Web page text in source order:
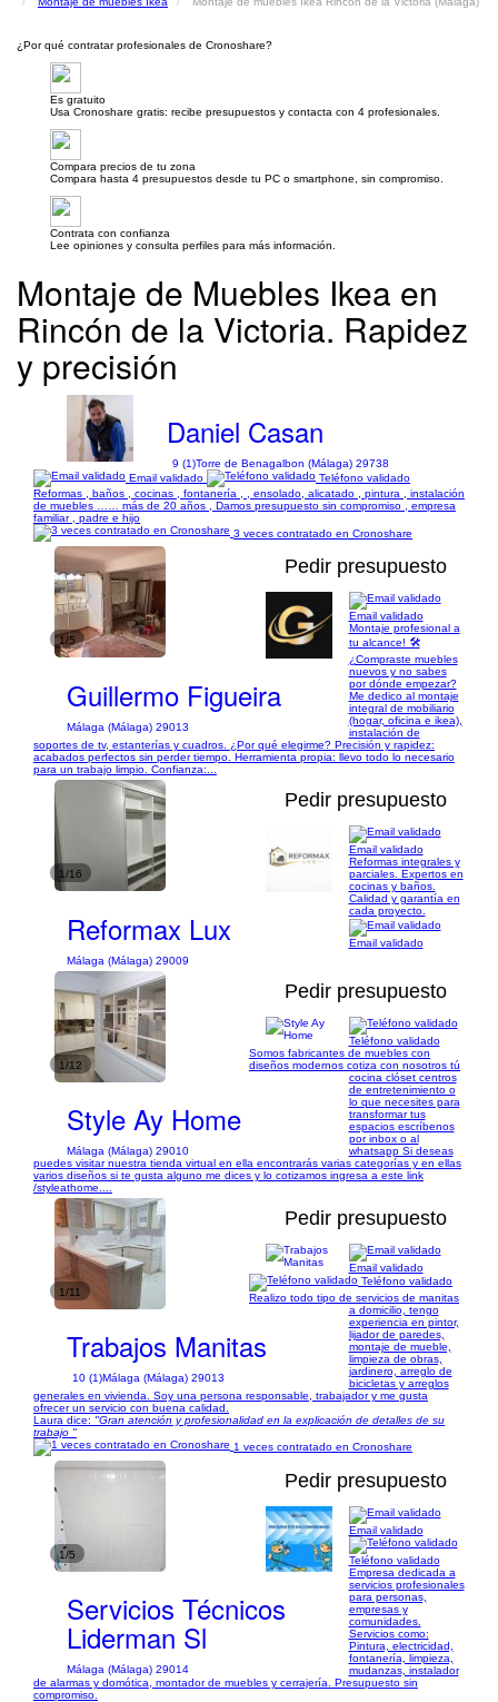
¿Por qué contratar profesionales de Cronoshare?
Es gratuito
Usa Cronoshare gratis: recibe presupuestos y contacta con 4 profesionales.
Compara precios de tu zona
Compara hasta 4 presupuestos desde tu PC o smartphone, sin compromiso.
Contrata con confianza
Lee opiniones y consulta perfiles para más información.
Montaje de Muebles Ikea en
Rincón de la Victoria. Rapidez
y precisión
Daniel Casan
9 (1)Torre de Benagalbon (Málaga) 29738
Email validado
Teléfono validado
Reformas , baños , cocinas , fontanería , , ensolado, alicatado , pintura , instalación
de muebles …… más de 20 años , Damos presupuesto sin compromiso , empresa
familiar , padre e hijo
3 veces contratado en Cronoshare
1/5
Pedir presupuesto
Guillermo Figueira
Málaga (Málaga) 29013
Email validado
Montaje profesional a
tu alcance! 🛠️
¿Compraste muebles
nuevos y no sabes
por dónde empezar?
Me dedico al montaje
integral de mobiliario
(hogar, oficina e ikea),
instalación de
soportes de tv, estanterías y cuadros. ¿Por qué elegirme? Precisión y rapidez:
acabados perfectos sin perder tiempo. Herramienta propia: llevo todo lo necesario
para un trabajo limpio. Confianza:...
1/16
Pedir presupuesto
Reformax Lux
Málaga (Málaga) 29009
Email validado
Reformas integrales y
parciales. Expertos en
cocinas y baños.
Calidad y garantía en
cada proyecto.
1/12
Pedir presupuesto
Style Ay Home
Málaga (Málaga) 29010
Email validado
Teléfono validado
Somos fabricantes de muebles con
diseños modernos cotiza con nosotros tú
cocina clóset centros
de entretenimiento o
lo que necesites para
transformar tus
espacios escríbenos
por inbox o al
whatsapp Si deseas
puedes visitar nuestra tienda virtual en ella encontrarás varias categorías y en ellas
varios diseños si te gusta alguno me dices y lo cotizamos ingresa a este link
/styleathome....
1/11
Pedir presupuesto
Trabajos Manitas
10 (1)Málaga (Málaga) 29013
Email validado
Teléfono validado
Realizo todo tipo de servicios de manitas
a domicilio, tengo
experiencia en pintor,
lijador de paredes,
montaje de mueble,
limpieza de obras,
jardinero, arreglo de
bicicletas y arreglos
generales en vivienda. Soy una persona responsable, trabajador y me gusta
ofrecer un servicio con buena calidad.
Laura dice: "Gran atención y profesionalidad en la explicación de detalles de su
trabajo "
1 veces contratado en Cronoshare
1/5
Pedir presupuesto
Servicios Técnicos
Liderman Sl
Málaga (Málaga) 29014
Email validado
Teléfono validado
Empresa dedicada a
servicios profesionales
para personas,
empresas y
comunidades.
Servicios como:
Pintura, electricidad,
fontanería, limpieza,
mudanzas, instalador
de alarmas y domótica, montador de muebles y cerrajería. Presupuesto sin
compromiso.